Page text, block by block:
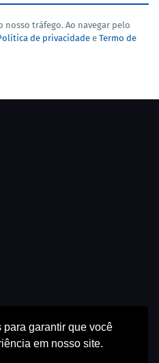
para garantir que você
em nosso site.
tráfego. Ao navegar pelo
de privacidadee Termo de